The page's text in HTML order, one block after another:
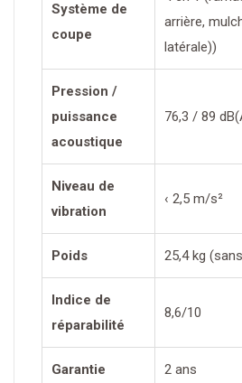
Système de
coupe
arrière,
latérale))
Pression /
puissance
acoustique
76,3 / 89
Niveau de
vibration
‹ 2,5 m/s²
Poids 25,4 kg
Indice de
réparabilité
8,6/10
Garantie 2 ans